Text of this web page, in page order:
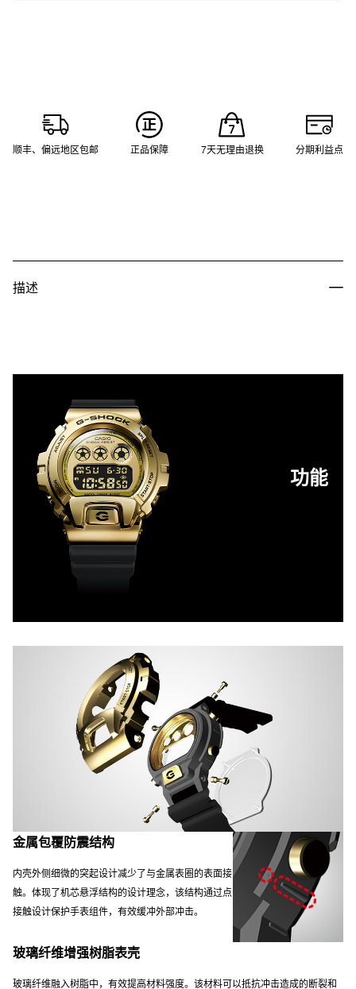
顺丰、偏远地区包邮 正品保障 7天无理由退换 分期利益点
描述
功能
金属包覆防震结构
内壳外侧细微的突起设计减少了与金属表圈的表面接
触。体现了机芯悬浮结构的设计理念，该结构通过点
接触设计保护手表组件，有效缓冲外部冲击。
玻璃纤维增强树脂表壳
玻璃纤维融入树脂中，有效提高材料强度。该材料可以抵抗冲击造成的断裂和